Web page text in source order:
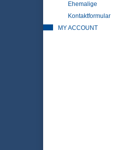
Ehemalige
Kontaktformular
MY ACCOUNT